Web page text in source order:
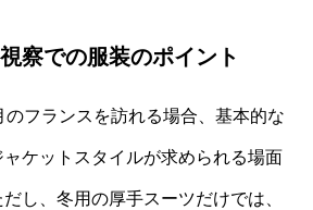
察での服装のポイント
のフランスを訪れる場合、基本的な
ケットスタイルが求められる場面
し、冬用の厚手スーツだけでは、